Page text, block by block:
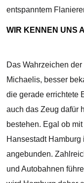
entspanntem
WIR KENNEN UNS
Das Wahrzeichen
Michaelis, besser
die gerade errichtete
auch das Zeug dafür
bestehen. Egal ob
Hansestadt
angebunden.
und Autobahnen